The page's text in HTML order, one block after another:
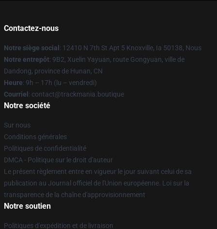
Contactez-nous
Notre siège social : 12410 N 7th St Apt 5 Knoxville, Ia 50138, Nous
Notre entrepôt: 9B2, Xuelin Yayuan, route Gongyuan, ville de
Dandong, province de Hunan, CN
Heure: 9h – 17h (lu – vendredi)
Courriel : contact@trackmania.boutique
Notre société
Sur nous
Conditions générales
Politiques de confidentialité
DMCA - Politique sur le droit d'auteur
Le présent règlement entre en vigueur le jour suivant celui de sa
publication au Journal officiel de l'Union européenne. Loi sur la
transparence de la chaîne d'approvisionnement
Notre soutien
Politiques d'expédition et de livraison